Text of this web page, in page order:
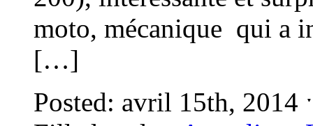
moto, mécanique qui a
[…]
Posted: avril 15th, 2014